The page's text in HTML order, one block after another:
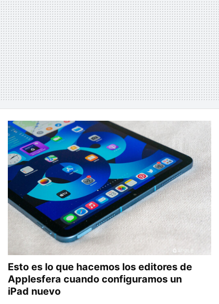
Esto es lo que hacemos los editores de
Applesfera cuando configuramos un
iPad nuevo